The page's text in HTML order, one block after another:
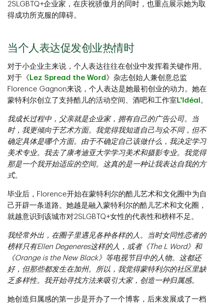
2SLGBTQ+企业家，在庆祝骄傲月的同时，也重点展示她为取
得成功所克服的障碍。
当个人表达促发创业热情时
对于小企业主来说，个人表达往往在创业中发挥着关键作用。
对于《 Lez Spread the Word 》杂志创始人兼创意总监
Florence Gagnon来说，个人表达是她最初创业的动力。她在
蒙特利尔创立了支持酷儿的活动空间、酒吧和工作室 L'Idéal 。
我成长过程中，父亲就是企业家，拥有自己的广告公司。当
时，我更倾向于艺术方面。我觉得我知道自己与众不同，但不
确定具体是哪个方面。由于不确定自己该做什么，我决定学习
美术专业。我去了康考迪亚大学学习美术和摄影专业。我觉得
那是一个我开始适应的空间。这真的是一种让我表达自我的方
式。
毕业后，Florence开始在蒙特利尔的酷儿艺术和文化圈中为自
己开辟一条道路。她越是融入蒙特利尔的酷儿艺术和文化圈，
就越意识到该城市对2SLGBTQ+女性的代表性和榜样不足。
我经常外出，在圈子里遇见各种各样的人。当时女同性恋者的
榜样只有Ellen Degeneres这样的人，或者《The L Word》和
《Orange is the New Black》等电视节目中的人物。这都还
好，但那些都发生在加州。所以，我觉得蒙特利尔的社区里缺
乏多样性。我开始寻找方法来吸引大家，创造一种归属感。
她创造归属感的第一步是开办了一个博客，后来发展成了一档